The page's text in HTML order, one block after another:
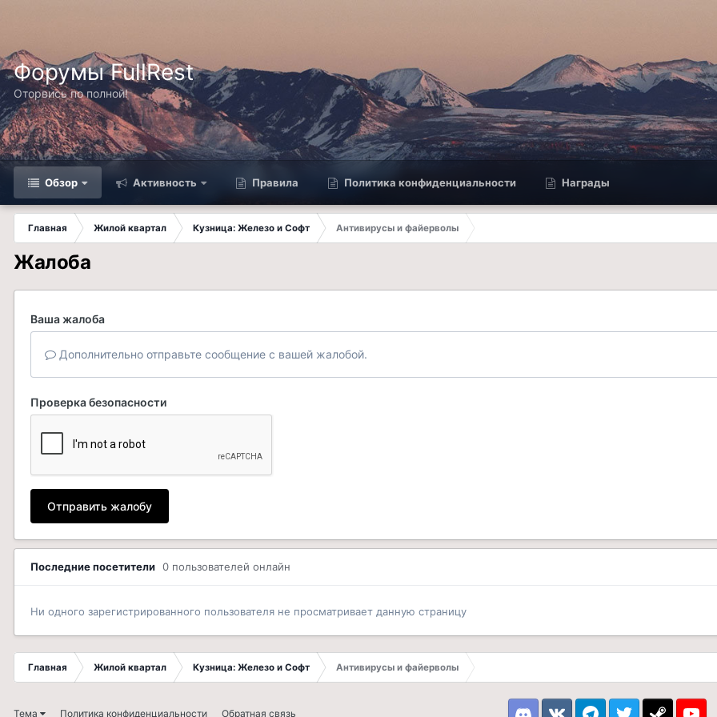
Форумы FullRest
Оторвись по полной!
Обзор Активность Правила Политика конфиденциальности Награды
Главная Жилой квартал Кузница: Железо и Софт
Антивирусы и файерволы
Жалоба
Ваша жалоба
Дополнительно отправьте сообщение с вашей жалобой.
Проверка безопасности
Отправить жалобу
Последние посетители 0 пользователей онлайн
Ни одного зарегистрированного пользователя не просматривает данную страницу
Главная Жилой квартал Кузница: Железо и Софт Антивирусы и файерволы
Тема Политика конфиденциальности Обратная связь